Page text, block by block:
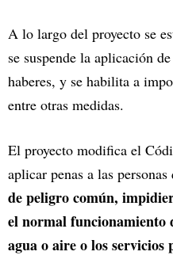
A lo largo del proyecto se
se suspende la aplicación
haberes, y se habilita a
entre otras medidas.
El proyecto modifica el
aplicar penas a las personas
de peligro común,
el normal funcionamiento
agua o aire o los servicios